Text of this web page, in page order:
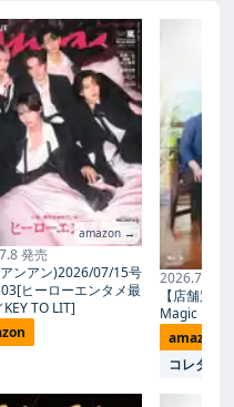
amazon →
発売
ンアン)2026/07/15号
ヒーローエンタメ最
TO LIT]
2026.7.27
【店舗別
Magic
amazon
コレタメ